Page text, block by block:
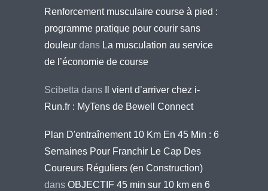
Renforcement musculaire course à pied :
programme pratique pour courir sans
douleur dans La musculation au service
de l’économie de course
Scibetta dans
Il vient d’arriver chez i-
Run.fr : MyTens de Bewell Connect
Plan D'entraînement 10 Km En 45 Min : 6
Semaines Pour Franchir Le Cap Des
Coureurs Réguliers (en Construction)
dans OBJECTIF 45 min sur 10 km en 6